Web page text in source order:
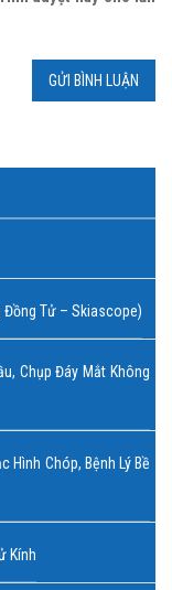
Đồng Tử – Skiascope)
Chụp Đáy Mắt Không
Hình Chóp, Bệnh Lý Bề
Kính